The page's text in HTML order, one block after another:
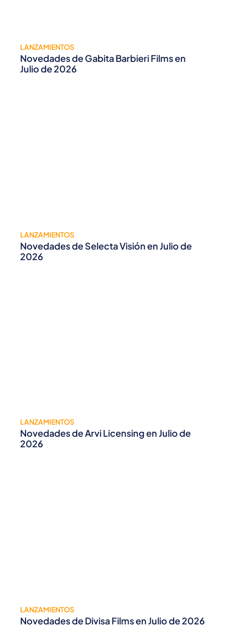
LANZAMIENTOS
Novedades de Gabita Barbieri Films en
Julio de 2026
LANZAMIENTOS
Novedades de Selecta Visión en Julio de
2026
LANZAMIENTOS
Novedades de Arvi Licensing en Julio de
2026
LANZAMIENTOS
Novedades de Divisa Films en Julio de 2026